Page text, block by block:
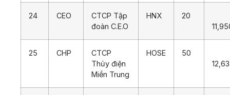
24 CEO
CTCP Tập
đoàn C.E.O
HNX
20
25 CHP
CTCP
Thủy điện
Miền Trung
HOSE
50